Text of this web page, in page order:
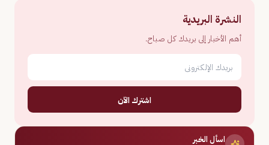
النشرة البريدية
أهم الأخبار إلى بريدك كل صباح.
اشترك الآن
اسأل الخبر